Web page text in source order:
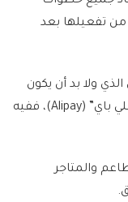
من تفعيلها بعد
ولا بد أن يكون
بحوزتك حين سفرك إلى هناك هو تطبيق “علي باي” (Alipay)، ففيه
والمتاجر